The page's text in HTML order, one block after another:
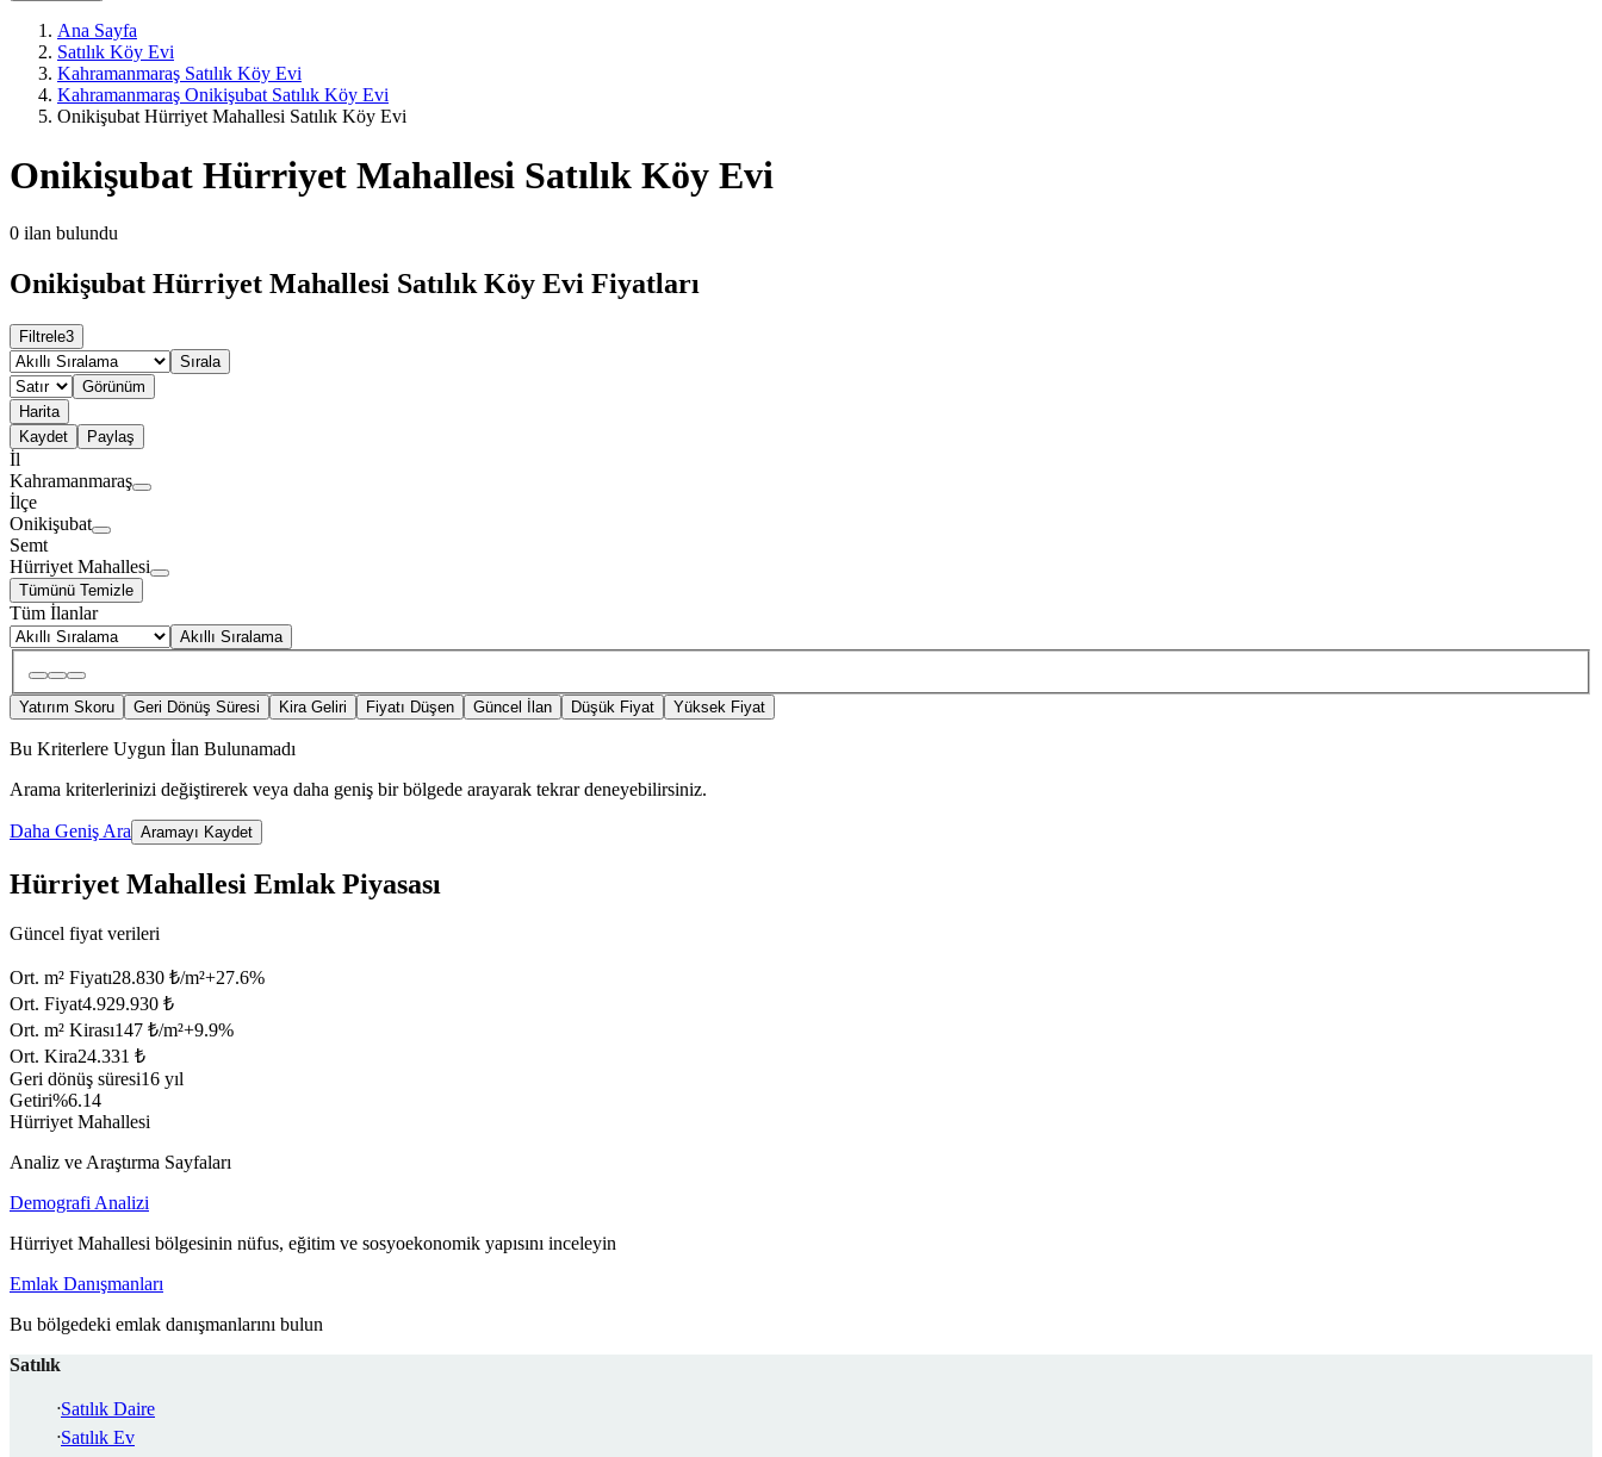
Ana Sayfa
Satılık Köy Evi
Kahramanmaraş Satılık Köy Evi
Kahramanmaraş Onikişubat Satılık Köy Evi
Onikişubat Hürriyet Mahallesi Satılık Köy Evi
Onikişubat Hürriyet Mahallesi Satılık Köy Evi
0 ilan bulundu
Onikişubat Hürriyet Mahallesi Satılık Köy Evi Fiyatları
Filtrele3
Sırala
Görünüm
Harita
Kaydet
Paylaş
İl
Kahramanmaraş
İlçe
Onikişubat
Semt
Hürriyet Mahallesi
Tümünü Temizle
Tüm İlanlar
Akıllı Sıralama
Yatırım Skoru Geri Dönüş Süresi Kira Geliri Fiyatı Düşen Güncel İlan Düşük Fiyat Yüksek Fiyat
Bu Kriterlere Uygun İlan Bulunamadı
Arama kriterlerinizi değiştirerek veya daha geniş bir bölgede arayarak tekrar deneyebilirsiniz.
Daha Geniş Ara Aramayı Kaydet
Hürriyet Mahallesi Emlak Piyasası
Güncel fiyat verileri
Ort. m² Fiyatı28.830 ₺/m²+27.6%
Ort. Fiyat4.929.930 ₺
Ort. m² Kirası147 ₺/m²+9.9%
Ort. Kira24.331 ₺
Geri dönüş süresi16 yıl
Getiri%6.14
Hürriyet Mahallesi
Analiz ve Araştırma Sayfaları
Demografi Analizi
Hürriyet Mahallesi bölgesinin nüfus, eğitim ve sosyoekonomik yapısını inceleyin
Emlak Danışmanları
Bu bölgedeki emlak danışmanlarını bulun
Satılık
Satılık Daire
Satılık Ev